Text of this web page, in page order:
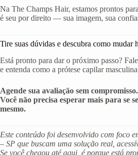
Na The Champs Hair, estamos prontos
é seu por direito — sua imagem, sua
Tire suas dúvidas e descubra como mudar
Está pronto para dar o próximo passo?
e entenda como a prótese capilar
Agende sua avaliação sem compromisso.
Você não precisa esperar mais para se
mesmo.
Este conteúdo foi desenvolvido com foco
– SP que buscam uma solução real,
Se você chegou até aqui, é porque está